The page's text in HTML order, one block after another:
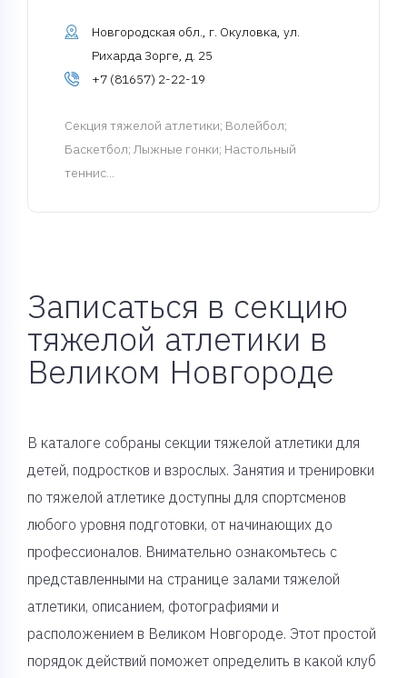
Новгородская обл., г. Окуловка, ул.
Рихарда Зорге, д. 25
+7 (81657) 2-22-19
Cекция тяжелой атлетики; Волейбол;
Баскетбол; Лыжные гонки; Настольный
теннис...
Записаться в секцию
тяжелой атлетики в
Великом Новгороде
В каталоге собраны секции тяжелой атлетики для
детей, подростков и взрослых. Занятия и тренировки
по тяжелой атлетике доступны для спортсменов
любого уровня подготовки, от начинающих до
профессионалов. Внимательно ознакомьтесь с
представленными на странице залами тяжелой
атлетики, описанием, фотографиями и
расположением в Великом Новгороде. Этот простой
порядок действий поможет определить в какой клуб